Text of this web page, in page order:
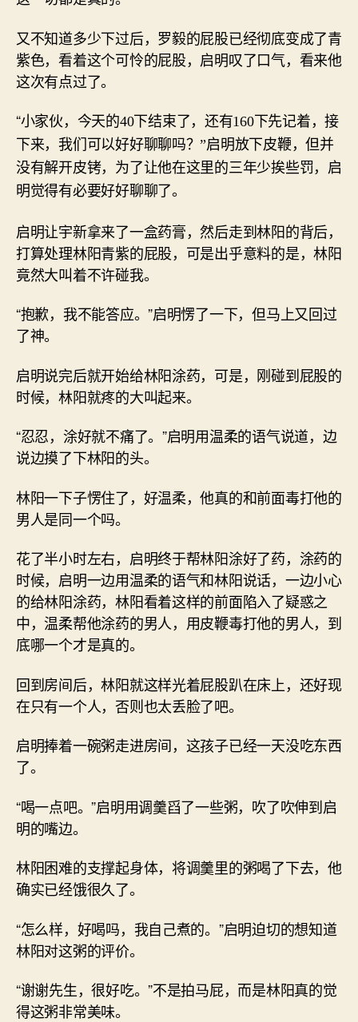
又不知道多少下过后，罗毅的屁股已经彻底变成了青
紫色，看着这个可怜的屁股，启明叹了口气，看来他
这次有点过了。
“小家伙，今天的40下结束了，还有160下先记着，接
下来，我们可以好好聊聊吗？”启明放下皮鞭，但并
没有解开皮铐，为了让他在这里的三年少挨些罚，启
明觉得有必要好好聊聊了。
启明让宇新拿来了一盒药膏，然后走到林阳的背后，
打算处理林阳青紫的屁股，可是出乎意料的是，林阳
竟然大叫着不许碰我。
“抱歉，我不能答应。”启明愣了一下，但马上又回过
了神。
启明说完后就开始给林阳涂药，可是，刚碰到屁股的
时候，林阳就疼的大叫起来。
“忍忍，涂好就不痛了。”启明用温柔的语气说道，边
说边摸了下林阳的头。
林阳一下子愣住了，好温柔，他真的和前面毒打他的
男人是同一个吗。
花了半小时左右，启明终于帮林阳涂好了药，涂药的
时候，启明一边用温柔的语气和林阳说话，一边小心
的给林阳涂药，林阳看着这样的前面陷入了疑惑之
中，温柔帮他涂药的男人，用皮鞭毒打他的男人，到
底哪一个才是真的。
回到房间后，林阳就这样光着屁股趴在床上，还好现
在只有一个人，否则也太丢脸了吧。
启明捧着一碗粥走进房间，这孩子已经一天没吃东西
了。
“喝一点吧。”启明用调羹舀了一些粥，吹了吹伸到启
明的嘴边。
林阳困难的支撑起身体，将调羹里的粥喝了下去，他
确实已经饿很久了。
“怎么样，好喝吗，我自己煮的。”启明迫切的想知道
林阳对这粥的评价。
“谢谢先生，很好吃。”不是拍马屁，而是林阳真的觉
得这粥非常美味。